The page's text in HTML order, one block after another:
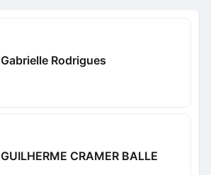
Gabrielle Rodrigues
GUILHERME CRAMER BALLE